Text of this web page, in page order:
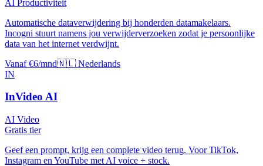
AI Productiviteit
Automatische dataverwijdering bij honderden datamakelaars.
Incogni stuurt namens jou verwijderverzoeken zodat je persoonlijke
data van het internet verdwijnt.
Vanaf €6/mnd🇳🇱 Nederlands
IN
InVideo AI
AI Video
Gratis tier
Geef een prompt, krijg een complete video terug. Voor TikTok,
Instagram en YouTube met AI voice + stock.